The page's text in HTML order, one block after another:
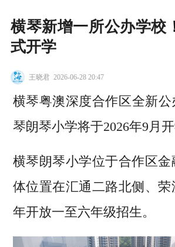
横琴新增一所公办学校
式开学
王晓君 2026-06-28 20:47
横琴粤澳深度合作区全新
琴朗琴小学将于2026年9月开
横琴朗琴小学位于合作区
体位置在汇通二路北侧、
年开放一至六年级招生。